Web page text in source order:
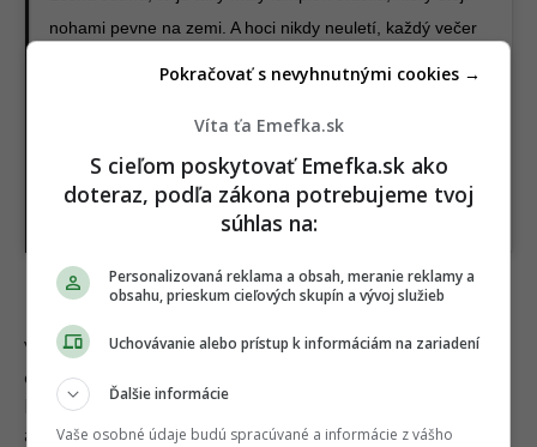
nohami pevne na zemi. A hoci nikdy neuletí, každý večer
Dunajské mlyny na Žitnom ostrove
V prípade, že sa nachádzaš v Bratislave alebo v jej
okolí, toto je jedným z ideálnych miest pre teba.
Dunajské mlyny na Žitnom ostrove majú akési čaro
a máš pocit, akoby si cestoval v čase.
Víta ťa Emefka.sk
S cieľom poskytovať Emefka.sk ako
doteraz, podľa zákona potrebujeme tvoj
súhlas na:
Personalizovaná reklama a obsah, meranie reklamy a
obsahu, prieskum cieľových skupín a vývoj služieb
Uchovávanie alebo prístup k informáciám na zariadení
Ďalšie informácie
Vaše osobné údaje budú spracúvané a informácie z vášho
Pokračovať s nevyhnutnými cookies →